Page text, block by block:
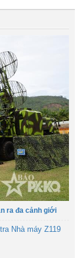
ra đa cảnh giới
Nhà máy Z119